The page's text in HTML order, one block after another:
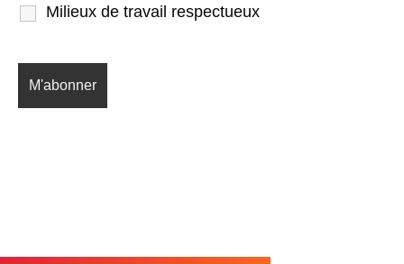
Milieux de travail respectueux